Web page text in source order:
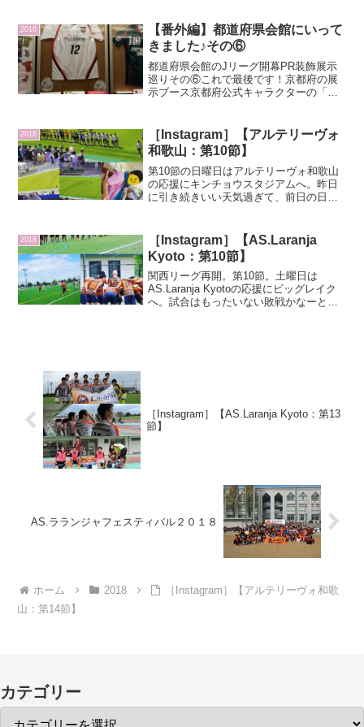
能性が消滅し、AS.Laran...
2018
【番外編】都道府県会館にいって
きました♪その⑥
都道府県会館のJリーグ開幕PR装飾展示
巡りその⑥これで最後です！京都府の展
示ブース京都府公式キャラクターの「ま
のにな・・・。さりげなくパーサくんと
コトノちゃんがのってる...
2018
［Instagram］【アルテリーヴォ
和歌山：第10節】
第10節の日曜日はアルテリーヴォ和歌山
の応援にキンチョウスタジアムへ。昨日
に引き続きいい天気過ぎて、前日の日焼
のままの勢いで前半終了の時点で3-0。そ
のうち2点がマイク...
2018
［Instagram］【AS.Laranja
Kyoto：第10節】
関西リーグ再開。第10節。土曜日は
AS.Laranja Kyotoの応援にビッグレイク
へ。試合はもったいない敗戦かなーと個
［Instagram］【AS.Laranja Kyoto：第13
節】
AS.ラランジャフェスティバル２０１８
ホーム 2018
［Instagram］【アルテリーヴォ和歌
山：第14節】
カテゴリー